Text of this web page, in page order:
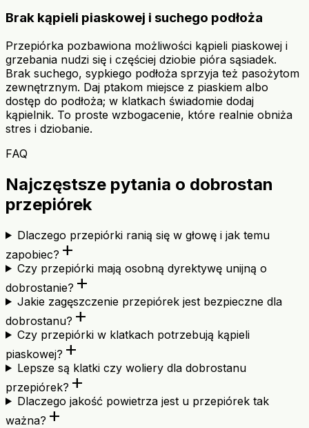
Brak kąpieli piaskowej i suchego podłoża
Przepiórka pozbawiona możliwości kąpieli piaskowej i
grzebania nudzi się i częściej dziobie pióra sąsiadek.
Brak suchego, sypkiego podłoża sprzyja też pasożytom
zewnętrznym. Daj ptakom miejsce z piaskiem albo
dostęp do podłoża; w klatkach świadomie dodaj
kąpielnik. To proste wzbogacenie, które realnie obniża
stres i dziobanie.
FAQ
Najczęstsze pytania o dobrostan
przepiórek
Dlaczego przepiórki ranią się w głowę i jak temu
zapobiec? add
Czy przepiórki mają osobną dyrektywę unijną o
dobrostanie? add
Jakie zagęszczenie przepiórek jest bezpieczne dla
dobrostanu? add
Czy przepiórki w klatkach potrzebują kąpieli
piaskowej? add
Lepsze są klatki czy woliery dla dobrostanu
przepiórek? add
Dlaczego jakość powietrza jest u przepiórek tak
ważna? add